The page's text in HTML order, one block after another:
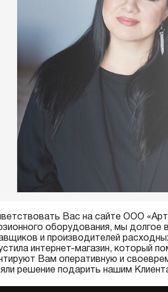
Вас на сайте ООО
оборудования, мы
и производителей
интернет-магазин, который
Вам оперативную и
решение подарить нашим